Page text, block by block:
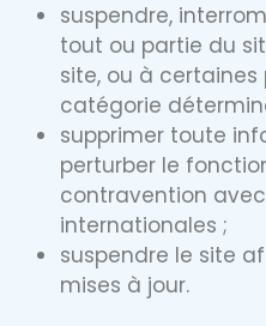
suspendre,
tout ou partie du
site, ou à
catégorie
supprimer toute
perturber le
contravention
internationales ;
suspendre le site
mises à jour.